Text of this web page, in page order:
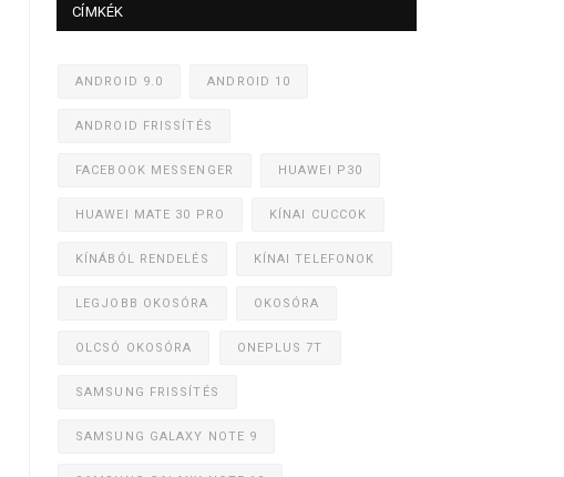
CÍMKÉK
ANDROID 9.0 ANDROID 10
ANDROID FRISSÍTÉS
FACEBOOK MESSENGER HUAWEI P30
HUAWEI MATE 30 PRO KÍNAI CUCCOK
KÍNÁBÓL RENDELÉS KÍNAI TELEFONOK
LEGJOBB OKOSÓRA OKOSÓRA
OLCSÓ OKOSÓRA ONEPLUS 7T
SAMSUNG FRISSÍTÉS
SAMSUNG GALAXY NOTE 9